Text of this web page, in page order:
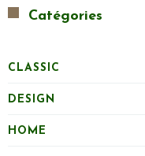
Catégories
CLASSIC
DESIGN
HOME